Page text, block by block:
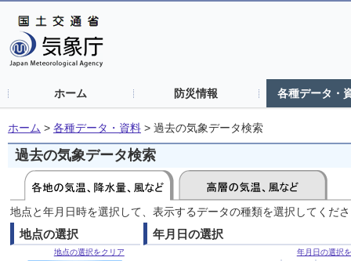
ホーム 防災情報 各種データ・
ホーム > 各種データ・資料 > 過去の気象データ検索
過去の気象データ検索
地点と年月日時を選択して、表示するデータの種類を選択してくだ
地点の選択
地点の選択をクリア
年月日の選択
年月日の選択